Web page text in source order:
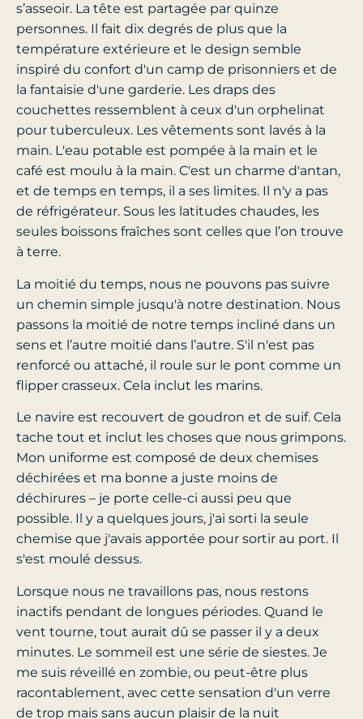
s’asseoir. La tête est partagée par quinze
personnes. Il fait dix degrés de plus que la
température extérieure et le design semble
inspiré du confort d'un camp de prisonniers et de
la fantaisie d'une garderie. Les draps des
couchettes ressemblent à ceux d'un orphelinat
pour tuberculeux. Les vêtements sont lavés à la
main. L'eau potable est pompée à la main et le
café est moulu à la main. C'est un charme d'antan,
et de temps en temps, il a ses limites. Il n'y a pas
de réfrigérateur. Sous les latitudes chaudes, les
seules boissons fraîches sont celles que l’on trouve
à terre.
La moitié du temps, nous ne pouvons pas suivre
un chemin simple jusqu'à notre destination. Nous
passons la moitié de notre temps incliné dans un
sens et l’autre moitié dans l’autre. S'il n'est pas
renforcé ou attaché, il roule sur le pont comme un
flipper crasseux. Cela inclut les marins.
Le navire est recouvert de goudron et de suif. Cela
tache tout et inclut les choses que nous grimpons.
Mon uniforme est composé de deux chemises
déchirées et ma bonne a juste moins de
déchirures – je porte celle-ci aussi peu que
possible. Il y a quelques jours, j'ai sorti la seule
chemise que j'avais apportée pour sortir au port. Il
s'est moulé dessus.
Lorsque nous ne travaillons pas, nous restons
inactifs pendant de longues périodes. Quand le
vent tourne, tout aurait dû se passer il y a deux
minutes. Le sommeil est une série de siestes. Je
me suis réveillé en zombie, ou peut-être plus
racontablement, avec cette sensation d'un verre
de trop mais sans aucun plaisir de la nuit